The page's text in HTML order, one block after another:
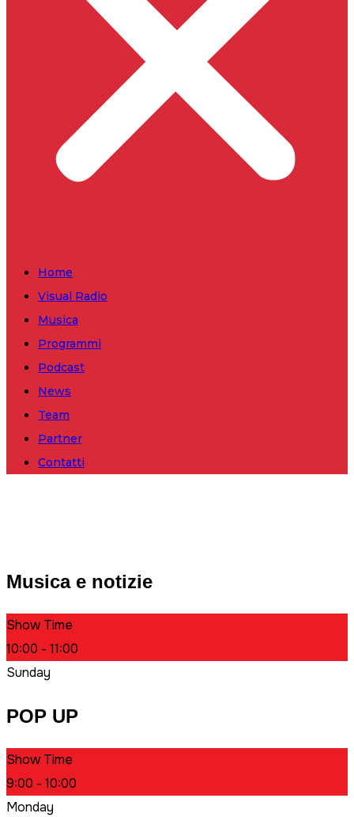
Home
Visual Radio
Musica
Programmi
Podcast
News
Team
Partner
Contatti
Musica e notizie
Show Time
10:00 - 11:00
Sunday
POP UP
Show Time
9:00 - 10:00
Monday